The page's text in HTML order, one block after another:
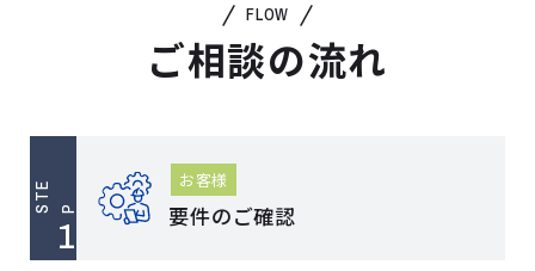
FLOW
ご相談の流れ
S
T
E P
お客様
要件のご確認